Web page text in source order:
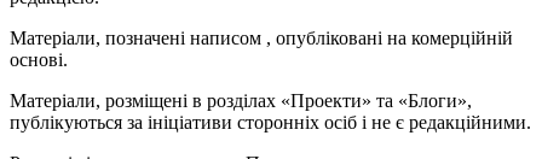
Матеріали, позначені написом , опубліковані на комерційній
основі.
Матеріали, розміщені в розділах «Проекти» та «Блоги»,
публікуються за ініціативи сторонніх осіб і не є редакційними.